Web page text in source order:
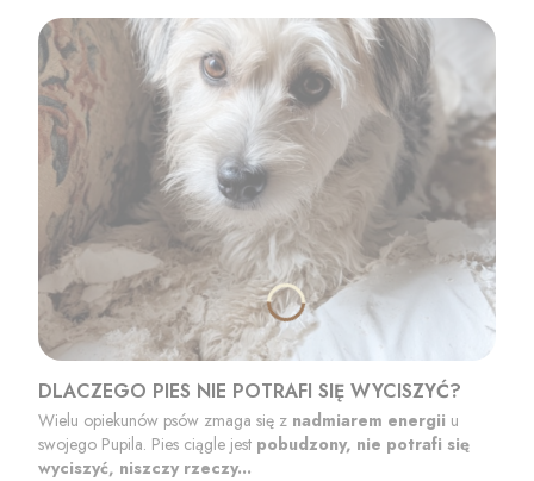
DLACZEGO PIES NIE POTRAFI SIĘ WYCISZYĆ?
Wielu opiekunów psów zmaga się z nadmiarem energii u
swojego Pupila. Pies ciągle jest pobudzony, nie potrafi się
wyciszyć, niszczy rzeczy...